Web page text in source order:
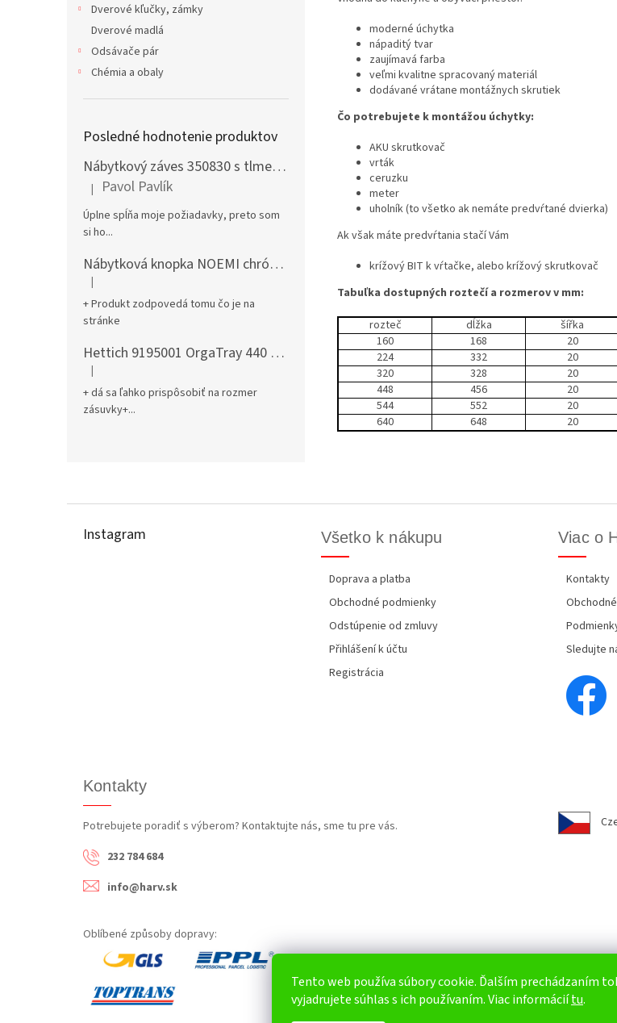
Tento web používa súbory cookie. Ďalším prechádzaním
vyjadrujete súhlas s ich používaním. Viac informáciítu.
Dverové kľučky, zámky
Dverové madlá
Odsávače pár
Chémia a obaly
Posledné hodnotenie produktov
Nábytkový záves 350830 s tlmením naložený + podložka H0 na vrut
Hodnotenie produktu je 5 z 5 hviezdičiek.
| Pavol Pavlík
Úplne spĺňa moje požiadavky, preto som
si ho...
Nábytková knopka NOEMI chróm satén
Hodnotenie produktu je 5 z 5 hviezdičiek.
|
+ Produkt zodpovedá tomu čo je na
stránke
Hettich 9195001 OrgaTray 440 701-800/441-520 mm antracit
Hodnotenie produktu je 5 z 5 hviezdičiek.
|
+ dá sa ľahko prispôsobiť na rozmer
zásuvky+...
moderné úchytka
nápaditý tvar
zaujímavá farba
veľmi kvalitne spracovaný materiál
dodávané vrátane montážnych skrutiek
Čo potrebujete k montážou úchytky:
AKU skrutkovač
vrták
ceruzku
meter
uholník (to všetko ak nemáte predvŕtané dvierka)
Ak však máte predvŕtania stačí Vám
krížový BIT k vŕtačke, alebo krížový skrutkovač
Tabuľka dostupných roztečí a rozmerov v mm:
rozteč
dĺžka šířka
160
168 20
224
332 20
320
328 20
448
456 20
544
552 20
640
648 20
Instagram Všetko k nákupu
Doprava a platba
Obchodné podmienky
Odstúpenie od zmluvy
Přihlášení k účtu
Registrácia
Viac o
Kontakty
Sledujte
Kontakty
Potrebujete poradiť s výberom? Kontaktujte nás, sme tu pre vás.
232 784 684
info@harv.sk
Oblíbené způsoby dopravy: